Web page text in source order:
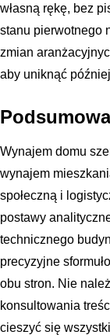
własną rękę, bez
stanu pierwotnego
zmian
aby uniknąć
Wynajem domu
wynajem
społeczną i
postawy
technicznego
precyzyjne
obu stron. Nie
konsultowania
cieszyć się